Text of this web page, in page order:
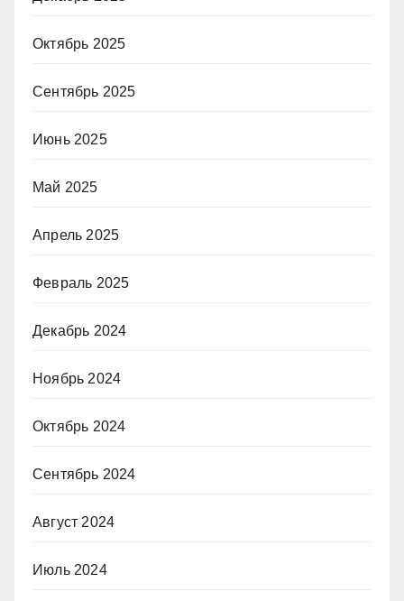
Октябрь 2025
Сентябрь 2025
Июнь 2025
Май 2025
Апрель 2025
Февраль 2025
Декабрь 2024
Ноябрь 2024
Октябрь 2024
Сентябрь 2024
Август 2024
Июль 2024